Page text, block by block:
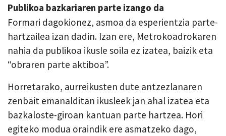
Publikoa bazkariaren parte izango da
Formari dagokionez, asmoa da esperientzia parte-
hartzailea izan dadin. Izan ere, Metrokoadrokaren
nahia da publikoa ikusle soila ez izatea, baizik eta
“obraren parte aktiboa”.
Horretarako, aurreikusten dute antzezlanaren
zenbait emanalditan ikusleek jan ahal izatea eta
bazkaloste-giroan kantuan parte hartzea. Hori
egiteko modua oraindik ere asmatzeko dago,